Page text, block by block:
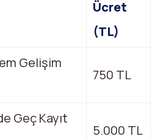
Ücret
(TL)
Gelişim
750 TL
Geç Kayıt
5.000 TL